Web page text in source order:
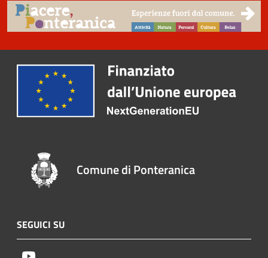
Comune di Ponteranica
SEGUICI SU